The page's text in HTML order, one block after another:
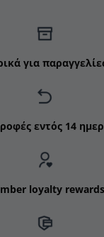
για
εντός 14
loyalty rewards